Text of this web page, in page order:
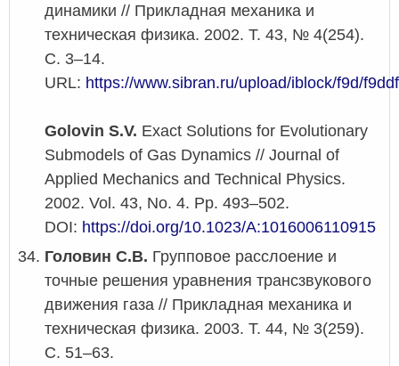
динамики // Прикладная механика и
техническая физика. 2002. Т. 43, № 4(254).
С. 3–14.
URL: https://www.sibran.ru/upload/iblock/f9d/
Golovin S.V. Exact Solutions for Evolutionary
Submodels of Gas Dynamics // Journal of
Applied Mechanics and Technical Physics.
2002. Vol. 43, No. 4. Pp. 493–502.
DOI: https://doi.org/10.1023/A:1016006110915
Головин С.В. Групповое расслоение и
точные решения уравнения трансзвукового
движения газа // Прикладная механика и
техническая физика. 2003. Т. 44, № 3(259).
С. 51–63.